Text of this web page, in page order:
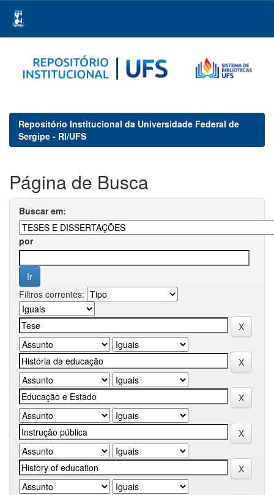
navigation
Repositório Institucional da Universidade Federal de
Sergipe - RI/UFS
Página de Busca
Buscar em:
por
Filtros correntes: